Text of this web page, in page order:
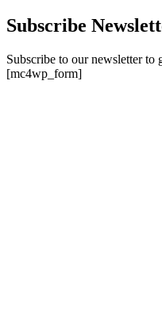
Subscribe
Subscribe to our newsletter to
[mc4wp_form]